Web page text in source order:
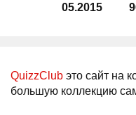
05.2015
QuizzClub это сайт на
большую коллекцию